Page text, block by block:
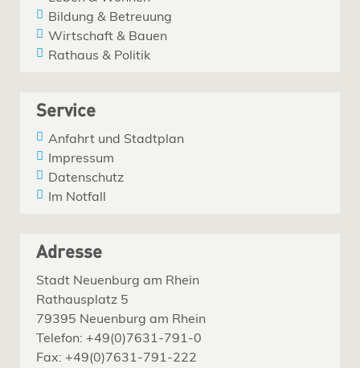
Bildung & Betreuung
Wirtschaft & Bauen
Rathaus & Politik
Service
Anfahrt und Stadtplan
Impressum
Datenschutz
Im Notfall
Adresse
Stadt Neuenburg am Rhein
Rathausplatz 5
79395 Neuenburg am Rhein
Telefon: +49(0)7631-791-0
Fax: +49(0)7631-791-222